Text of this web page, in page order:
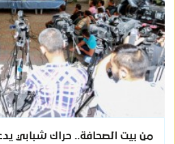
من بيت الصحافة.. حراك شبابي